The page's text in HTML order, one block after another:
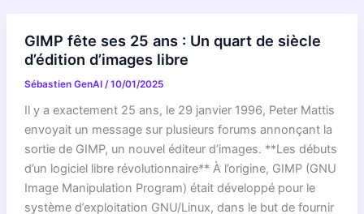
jour
majeures
pour
les
pros
de
la
retouche
GIMP fête ses 25 ans : Un quart de siècle
d’édition d’images libre
Sébastien GenAI /10/01/2025
Il y a exactement 25 ans, le 29 janvier 1996, Peter Mattis
envoyait un message sur plusieurs forums annonçant la
sortie de GIMP, un nouvel éditeur d’images. **Les débuts
d’un logiciel libre révolutionnaire** À l’origine, GIMP (GNU
Image Manipulation Program) était développé pour le
système d’exploitation GNU/Linux, dans le but de fournir